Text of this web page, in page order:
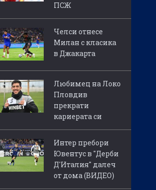
ПСЖ
Челси отнесе
Милан с класика
в Джакарта
Любимец на Локо
Пловдив
прекрати
кариерата си
Интер пребори
Ювентус в "Дерби
Д'Италия" далеч
от дома (ВИДЕО)